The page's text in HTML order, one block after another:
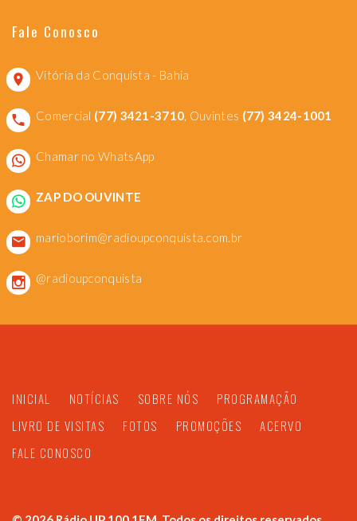
Fale Conosco
Vitória da Conquista - Bahia
Comercial (77) 3421-3710, Ouvintes (77) 3424-1001
Chamar no WhatsApp
ZAP DO OUVINTE
marioborim@radioupconquista.com.br
@radioupconquista
INICIAL NOTÍCIAS SOBRE NÓS
PROGRAMAÇÃO
LIVRO DE VISITAS
FOTOS PROMOÇÕES
ACERVO
FALE CONOSCO